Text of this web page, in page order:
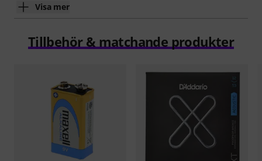
Visa mer
Tillbehör & matchande produkter